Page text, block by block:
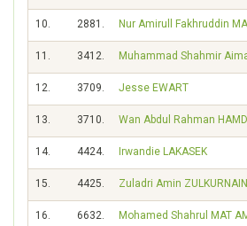
10. 2881. Nur Amirull Fakhruddin
11. 3412. Muhammad Shahmir
12. 3709. Jesse EWART
13. 3710. Wan Abdul Rahman
14. 4424. Irwandie LAKASEK
15. 4425. Zuladri Amin ZULKURNAIN
16. 6632. Mohamed Shahrul MAT